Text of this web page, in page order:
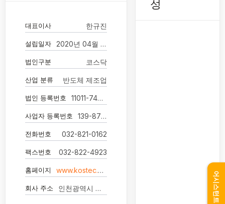
대표이사 한규진
설립일자 2020년 04월 28일
법인구분 코스닥
산업 분류 반도체 제조업
법인 등록번호 11011-7471470
사업자 등록번호 139-87-01725
전화번호 032-821-0162
팩스번호 032-822-4923
홈페이지 www.kostec.net
회사 주소 인천광역시 남동구 남동서로 261 주식회사 코스텍시스
성
어시스턴트